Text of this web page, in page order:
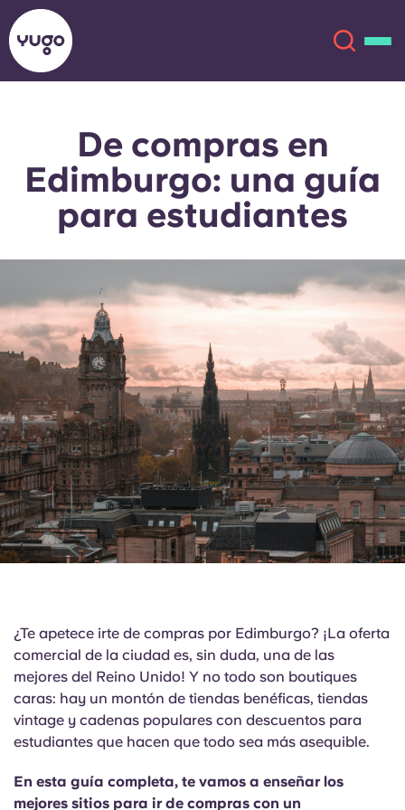
Acerca de
Ubicaciones
Cuenta Idioma
English (GB)
English (US)
Chinese
Español
Deutsch
Italian
Elige un país
Elige una ciudad
Elige una residencia
Iniciar sesión
Reserva ahora
English (GB)
English (US)
Català
Italian
Portuguese
De compras en
Edimburgo: una guía
para estudiantes
¿Te apetece irte de compras por Edimburgo? ¡La oferta
comercial de la ciudad es, sin duda, una de las
mejores del Reino Unido! Y no todo son boutiques
caras: hay un montón de tiendas benéficas, tiendas
vintage y cadenas populares con descuentos para
estudiantes que hacen que todo sea más asequible.
En esta guía completa, te vamos a enseñar los
mejores sitios para ir de compras con un